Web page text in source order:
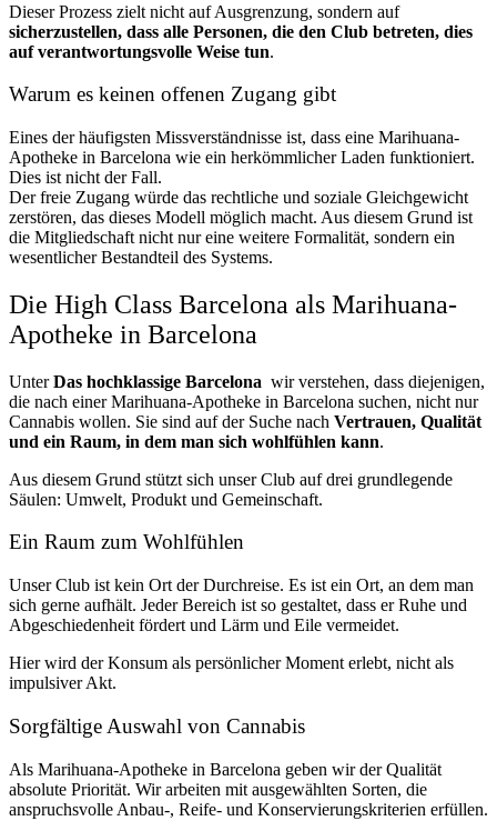
Dieser Prozess zielt nicht auf Ausgrenzung, sondern auf
sicherzustellen, dass alle Personen, die den Club betreten, dies
auf verantwortungsvolle Weise tun.
Warum es keinen offenen Zugang gibt
Eines der häufigsten Missverständnisse ist, dass eine Marihuana-
Apotheke in Barcelona wie ein herkömmlicher Laden funktioniert.
Dies ist nicht der Fall.
Der freie Zugang würde das rechtliche und soziale Gleichgewicht
zerstören, das dieses Modell möglich macht. Aus diesem Grund ist
die Mitgliedschaft nicht nur eine weitere Formalität, sondern ein
wesentlicher Bestandteil des Systems.
Die High Class Barcelona als Marihuana-
Apotheke in Barcelona
UnterDas hochklassige Barcelona wir verstehen, dass diejenigen,
die nach einer Marihuana-Apotheke in Barcelona suchen, nicht nur
Cannabis wollen. Sie sind auf der Suche nach Vertrauen, Qualität
und ein Raum, in dem man sich wohlfühlen kann.
Aus diesem Grund stützt sich unser Club auf drei grundlegende
Säulen: Umwelt, Produkt und Gemeinschaft.
Ein Raum zum Wohlfühlen
Unser Club ist kein Ort der Durchreise. Es ist ein Ort, an dem man
sich gerne aufhält. Jeder Bereich ist so gestaltet, dass er Ruhe und
Abgeschiedenheit fördert und Lärm und Eile vermeidet.
Hier wird der Konsum als persönlicher Moment erlebt, nicht als
impulsiver Akt.
Sorgfältige Auswahl von Cannabis
Als Marihuana-Apotheke in Barcelona geben wir der Qualität
absolute Priorität. Wir arbeiten mit ausgewählten Sorten, die
anspruchsvolle Anbau-, Reife- und Konservierungskriterien erfüllen.